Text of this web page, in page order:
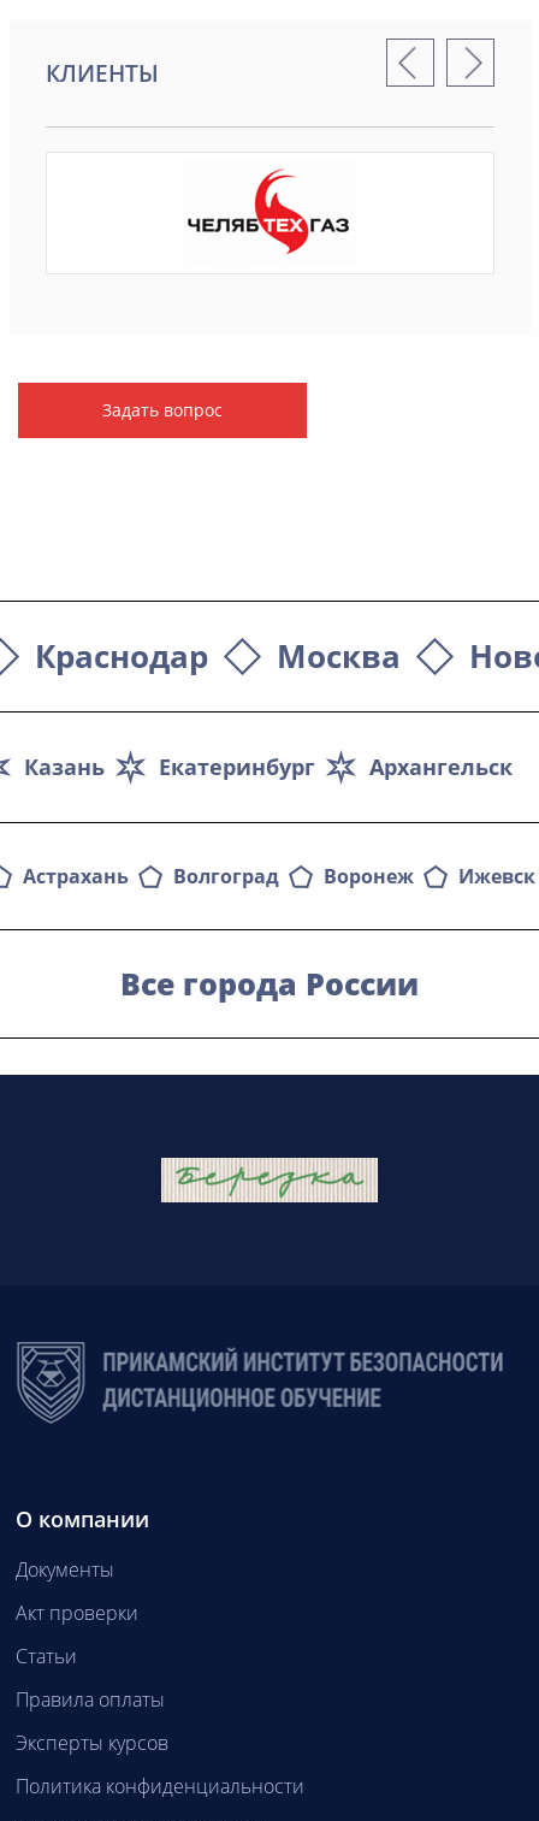
КЛИЕНТЫ
Задать вопрос
Краснодар Москва
Архангельск
Екатеринбург
Казань
Астрахань Волгоград Воронеж Ижевск
Все города России
О компании
Документы
Акт проверки
Статьи
Правила оплаты
Эксперты курсов
Политика конфиденциальности